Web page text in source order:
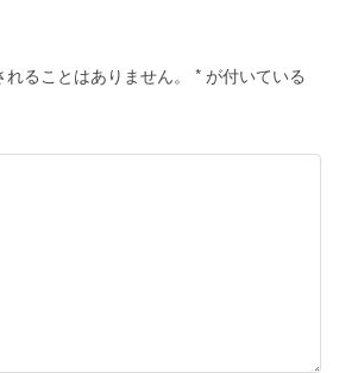
ることはありません。 * が付いている